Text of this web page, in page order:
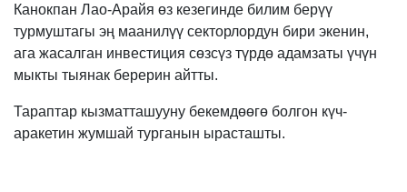
Канокпан Лао-Арайя өз кезегинде билим берүү
турмуштагы эң маанилүү секторлордун бири экенин,
ага жасалган инвестиция сөзсүз түрдө адамзаты үчүн
мыкты тыянак берерин айтты.
Тараптар кызматташууну бекемдөөгө болгон күч-
аракетин жумшай турганын ырасташты.